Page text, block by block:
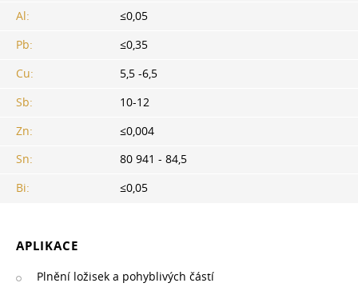
Al:
≤0,05
Pb:
≤0,35
Cu:
5,5 -6,5
Sb:
10-12
Zn:
≤0,004
Sn:
80 941 - 84,5
Bi:
≤0,05
APLIKACE
Plnění ložisek a pohyblivých částí